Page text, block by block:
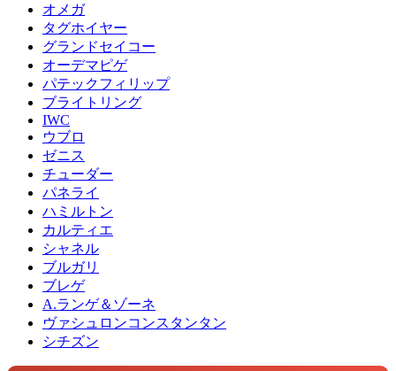
オメガ
タグホイヤー
グランドセイコー
オーデマピゲ
パテックフィリップ
ブライトリング
IWC
ウブロ
ゼニス
チューダー
パネライ
ハミルトン
カルティエ
シャネル
ブルガリ
ブレゲ
A.ランゲ＆ゾーネ
ヴァシュロンコンスタンタン
シチズン